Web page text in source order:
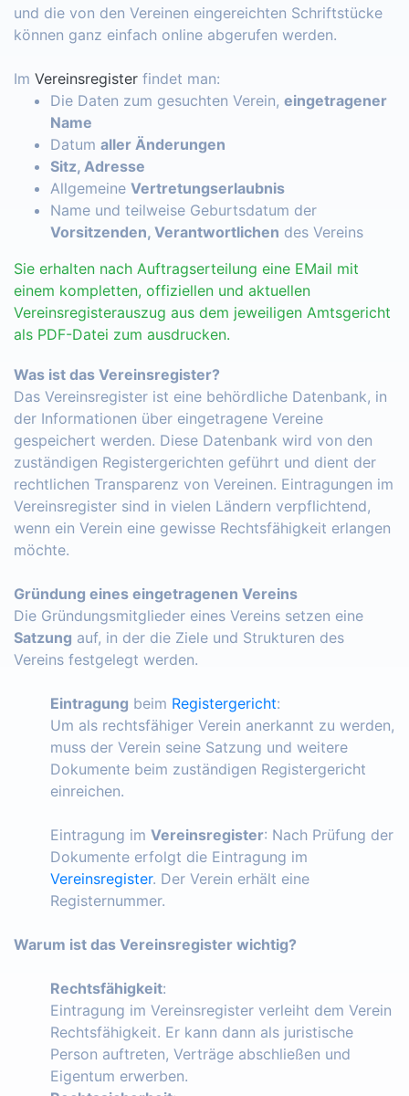
und die von den Vereinen eingereichten Schriftstücke
können ganz einfach online abgerufen werden.
Im Vereinsregister findet man:
Die Daten zum gesuchten Verein, eingetragener
Name
Datum aller Änderungen
Sitz, Adresse
Allgemeine Vertretungserlaubnis
Name und teilweise Geburtsdatum der
Vorsitzenden, Verantwortlichen des Vereins
Sie erhalten nach Auftragserteilung eine EMail mit
einem kompletten, offiziellen und aktuellen
Vereinsregisterauszug aus dem jeweiligen Amtsgericht
als PDF-Datei zum ausdrucken.
Was ist das Vereinsregister?
Das Vereinsregister ist eine behördliche Datenbank, in
der Informationen über eingetragene Vereine
gespeichert werden. Diese Datenbank wird von den
zuständigen Registergerichten geführt und dient der
rechtlichen Transparenz von Vereinen. Eintragungen im
Vereinsregister sind in vielen Ländern verpflichtend,
wenn ein Verein eine gewisse Rechtsfähigkeit erlangen
möchte.
Gründung eines eingetragenen Vereins
Die Gründungsmitglieder eines Vereins setzen eine
Satzung auf, in der die Ziele und Strukturen des
Vereins festgelegt werden.
Eintragung beim Registergericht:
Um als rechtsfähiger Verein anerkannt zu werden,
muss der Verein seine Satzung und weitere
Dokumente beim zuständigen Registergericht
einreichen.
Eintragung im Vereinsregister: Nach Prüfung der
Dokumente erfolgt die Eintragung im
Vereinsregister. Der Verein erhält eine
Registernummer.
Warum ist das Vereinsregister wichtig?
Rechtsfähigkeit:
Eintragung im Vereinsregister verleiht dem Verein
Rechtsfähigkeit. Er kann dann als juristische
Person auftreten, Verträge abschließen und
Eigentum erwerben.